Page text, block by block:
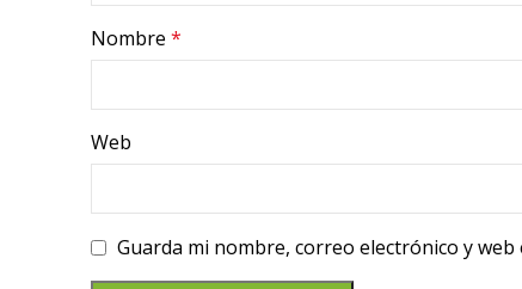
Nombre *
Web
Guarda mi nombre, correo electrónico y